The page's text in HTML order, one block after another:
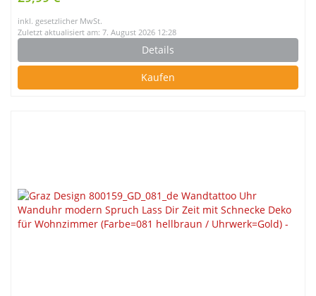
inkl. gesetzlicher MwSt.
Zuletzt aktualisiert am: 7. August 2026 12:28
Details
Kaufen